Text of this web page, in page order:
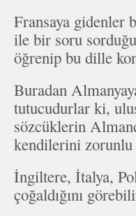
Fransaya gidenler
ile bir soru
öğrenip bu dille
Buradan
tutucudurlar ki,
sözcüklerin
kendilerini zorunlu
İngiltere, İtalya,
çoğaldığını